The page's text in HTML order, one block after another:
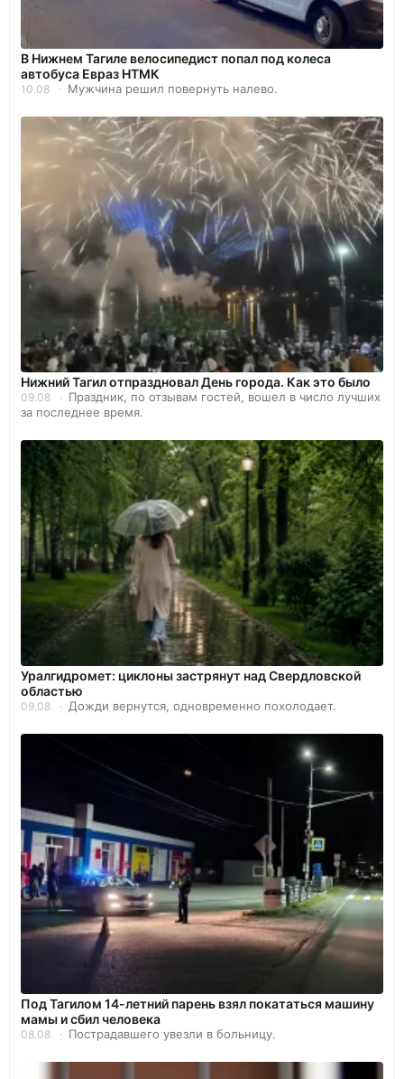
В Нижнем Тагиле велосипедист попал под колеса
автобуса Евраз НТМК
10.08 Мужчина решил повернуть налево.
Нижний Тагил отпраздновал День города. Как это было
09.08
Праздник, по отзывам гостей, вошел в число лучших
за последнее время.
Уралгидромет: циклоны застрянут над Свердловской
областью
09.08 Дожди вернутся, одновременно похолодает.
Под Тагилом 14-летний парень взял покататься машину
мамы и сбил человека
08.08 Пострадавшего увезли в больницу.